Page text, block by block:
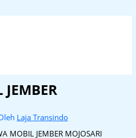
Laja Transindo
MOBIL JEMBER MOJOSARI